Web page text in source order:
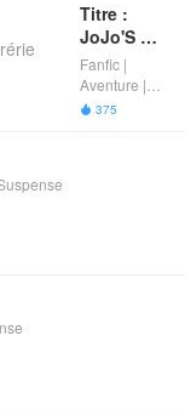
Titre :
JoJo'S
Bizarre
Adventure
: La
Fanfic |
Aventure |
Suspense
 375